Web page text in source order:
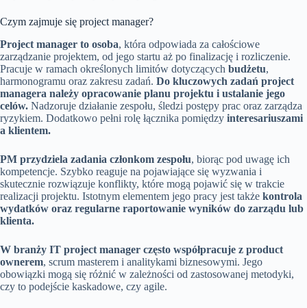
Czym zajmuje się project manager?
Project manager to osoba, która odpowiada za całościowe
zarządzanie projektem, od jego startu aż po finalizację i rozliczenie.
Pracuje w ramach określonych limitów dotyczących budżetu,
harmonogramu oraz zakresu zadań. Do kluczowych zadań project
managera należy opracowanie planu projektu i ustalanie jego
celów. Nadzoruje działanie zespołu, śledzi postępy prac oraz zarządza
ryzykiem. Dodatkowo pełni rolę łącznika pomiędzy interesariuszami
a klientem.
PM przydziela zadania członkom zespołu, biorąc pod uwagę ich
kompetencje. Szybko reaguje na pojawiające się wyzwania i
skutecznie rozwiązuje konflikty, które mogą pojawić się w trakcie
realizacji projektu. Istotnym elementem jego pracy jest także kontrola
wydatków oraz regularne raportowanie wyników do zarządu lub
klienta.
W branży IT project manager często współpracuje z product
ownerem, scrum masterem i analitykami biznesowymi. Jego
obowiązki mogą się różnić w zależności od zastosowanej metodyki,
czy to podejście kaskadowe, czy agile.